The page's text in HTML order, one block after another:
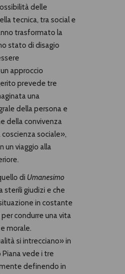
delle
tecnica, tra social e
trasformato la
stato di disagio
approccio
prevede tre
una
della persona e
della convivenza
sociale»,
un viaggio alla
di Umanesimo
sterili giudizi e che
in costante
condurre una vita
morale.
si intrecciano» in
Piana vede i tre
definendo in